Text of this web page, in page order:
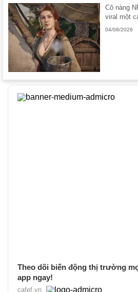
Cô nàng
viral một
04/08/2026
Theo dõi biến động thị trường
app ngay!
cafef.vn